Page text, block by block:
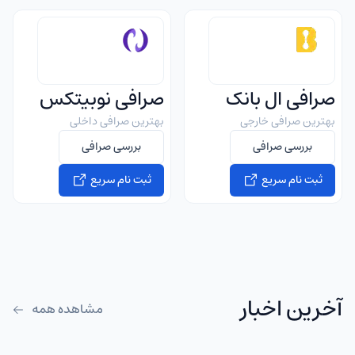
صرافی ال بانک
بهترین صرافی خارجی
بررسی صرافی
ثبت نام سریع
صرافی نوبیتکس
بهترین صرافی داخلی
بررسی صرافی
ثبت نام سریع
آخرین اخبار مشاهده همه